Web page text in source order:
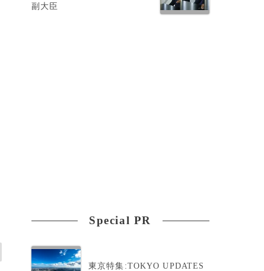
副大臣
Special PR
東京特集:TOKYO UPDATES